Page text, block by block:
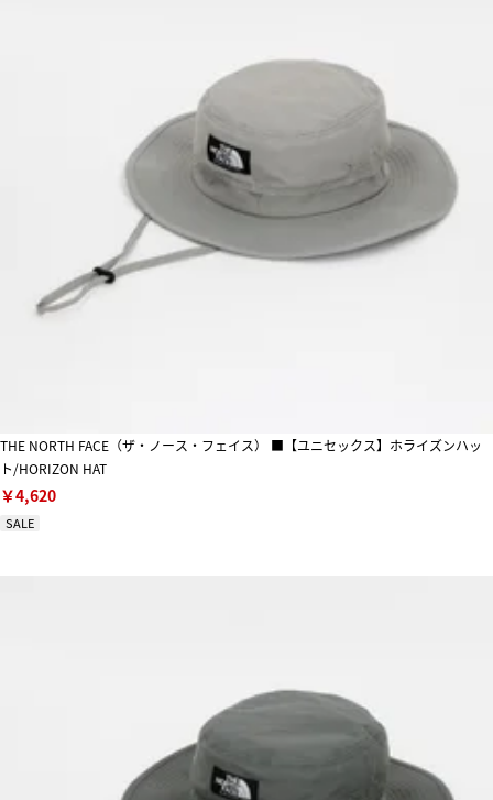
THE NORTH FACE（ザ・ノース・フェイス） ■【ユニセックス】ホライズンハッ
ト/HORIZON HAT
￥4,620
SALE